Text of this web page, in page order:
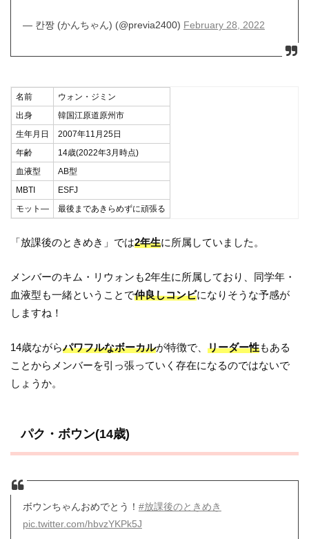
— 칸짱 (かんちゃん) (@previa2400) February 28, 2022
名前
ウォン・ジミン
出身
韓国江原道原州市
生年月日
2007年11月25日
年齢
14歳(2022年3月時点)
血液型
AB型
MBTI
ESFJ
モット―
最後まであきらめずに頑張る
「放課後のときめき」では2年生に所属していました。
メンバーのキム・リウォンも2年生に所属しており、同学年・
血液型も一緒ということで仲良しコンビになりそうな予感が
しますね！
14歳ながらパワフルなボーカルが特徴で、リーダー性もある
ことからメンバーを引っ張っていく存在になるのではないで
しょうか。
パク・ボウン(14歳)
ボウンちゃんおめでとう！ #放課後のときめき
pic.twitter.com/hbvzYKPk5J